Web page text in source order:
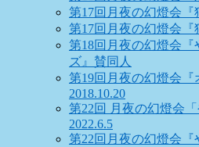
第17回月夜の幻燈会『
第17回月夜の幻燈会『
第18回月夜の幻燈会
ズ』賛同人
第19回月夜の幻燈会『
2018.10.20
第22回 月夜の幻燈会
2022.6.5
第22回月夜の幻燈会『